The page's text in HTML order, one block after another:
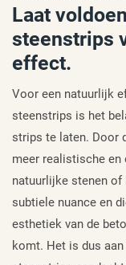
Laat
steenstrips
effect.
Voor een natuurlijk
steenstrips is het
strips te laten. Door
meer realistische
natuurlijke stenen
subtiele nuance en
esthetiek van de
komt. Het is dus